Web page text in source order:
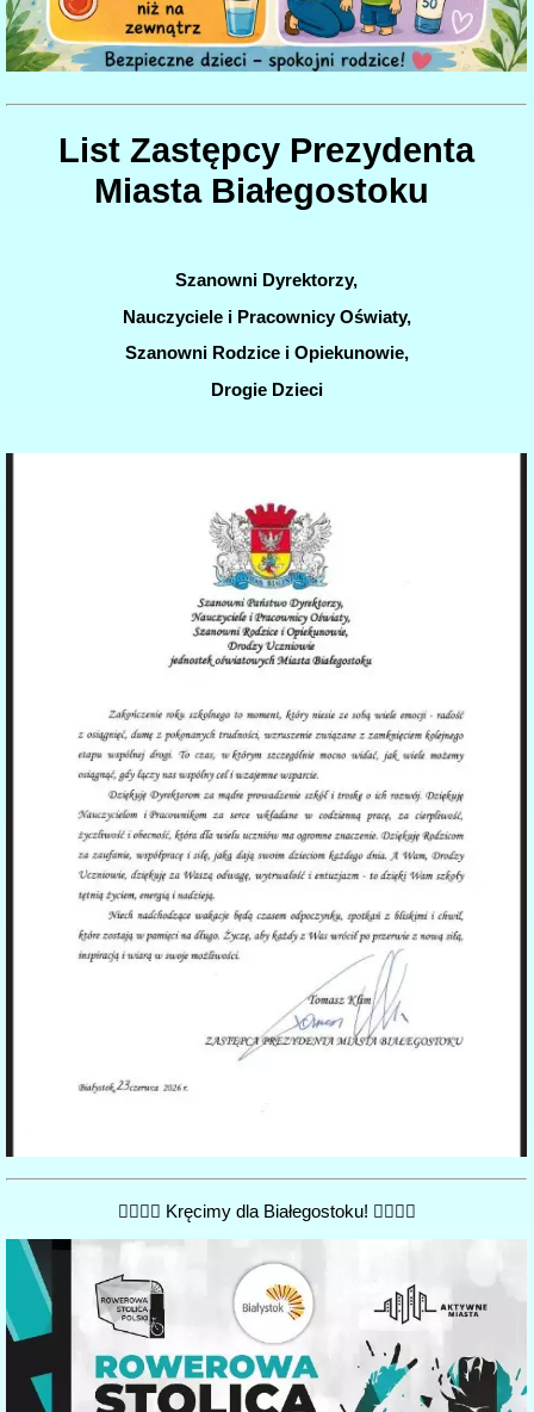
List Zastępcy Prezydenta
Miasta Białegostoku
Szanowni Dyrektorzy,
Nauczyciele i Pracownicy Oświaty,
Szanowni Rodzice i Opiekunowie,
Drogie Dzieci
🚴‍♀️🚴‍♂️ Kręcimy dla Białegostoku! 🚴‍♂️🚴‍♀️